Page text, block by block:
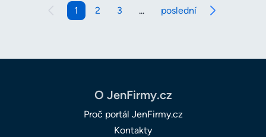
1 2 3 ... poslední
O JenFirmy.cz
Proč portál JenFirmy.cz
Kontakty